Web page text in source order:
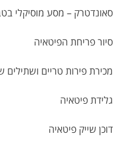
סאונדטרק – מסע מוסיקלי
סיור פריחת הפיטאיה
מכירת פירות טריים
גלידת פיטאיה
דוכן שייק פיטאיה